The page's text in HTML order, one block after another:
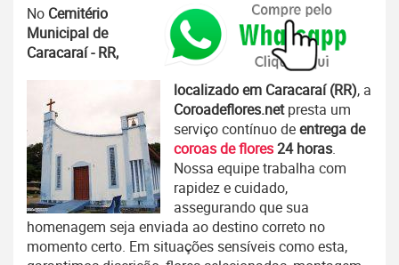
No Cemitério
Municipal de
Caracaraí - RR,
localizado em Caracaraí (RR), a
Coroadeflores.netpresta um
serviço contínuo deentrega de
coroas de flores24 horas.
Nossa equipe trabalha com
rapidez e cuidado,
assegurando que sua
homenagem seja enviada ao destino correto no
momento certo. Em situações sensíveis como esta,